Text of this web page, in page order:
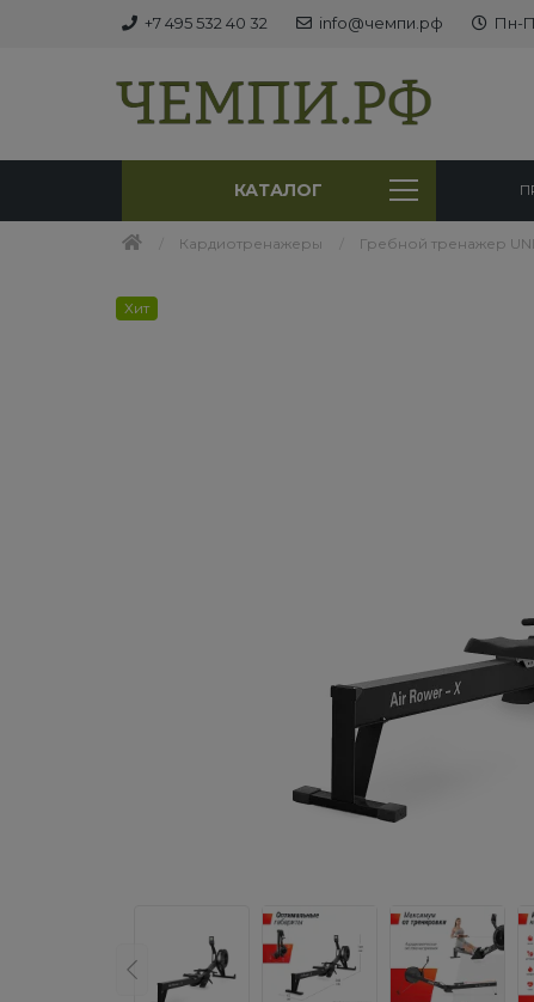
+7 495 532 40 32 info@чемпи.рф Пн-
КАТАЛОГ
Кардиотренажеры Гребной тренажер
Хит